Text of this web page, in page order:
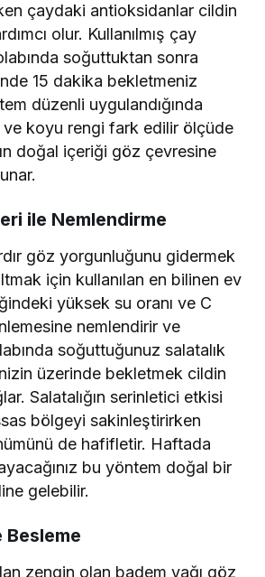
çaydaki antioksidanlar cildin
olur. Kullanılmış çay
soğuttuktan sonra
15 dakika bekletmeniz
düzenli uygulandığında
koyu rengi fark edilir ölçüde
doğal içeriği göz çevresine
ile Nemlendirme
göz yorgunluğunu gidermek
için kullanılan en bilinen ev
yüksek su oranı ve C
nemlendirir ve
soğuttuğunuz salatalık
üzerinde bekletmek cildin
Salatalığın serinletici etkisi
bölgeyi sakinleştirirken
de hafifletir. Haftada
bu yöntem doğal bir
gelebilir.
Besleme
zengin olan badem yağı göz